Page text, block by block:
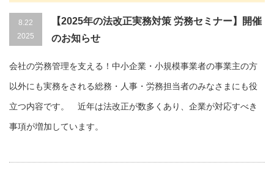
8.22
2025
【2025年の法改正実務対策 労務セミナー】開催
のお知らせ
会社の労務管理を支える！中小企業・小規模事業者の事業主の方
以外にも実務をされる総務・人事・労務担当者のみなさまにも役
立つ内容です。 近年は法改正が数多くあり、企業が対応すべき
事項が増加しています。